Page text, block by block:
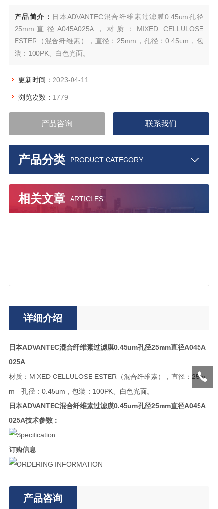
产品简介： 日本ADVANTEC混合纤维素过滤膜0.45um孔径
25mm直径A045A025A，材质：MIXED CELLULOSE
ESTER（混合纤维素），直径：25mm，孔径：0.45um，包
装：100PK、白色光面。
更新时间： 2023-04-11
浏览次数： 1779
产品咨询 联系我们
产品分类 PRODUCT CATEGORY
相关文章 ARTICLES
详细介绍
日本ADVANTEC混合纤维素过滤膜0.45um孔径25mm直径A045A
025A
材质：MIXED CELLULOSE ESTER（混合纤维素），直径：25m
m，孔径：0.45um，包装：100PK、白色光面。
日本ADVANTEC混合纤维素过滤膜0.45um孔径25mm直径A045A
025A技术参数：
订购信息
产品咨询